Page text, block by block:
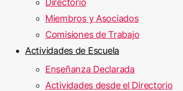
Directorio
Miembros y Asociados
Comisiones de Trabajo
Actividades de Escuela
Enseñanza Declarada
Actividades desde el Directorio